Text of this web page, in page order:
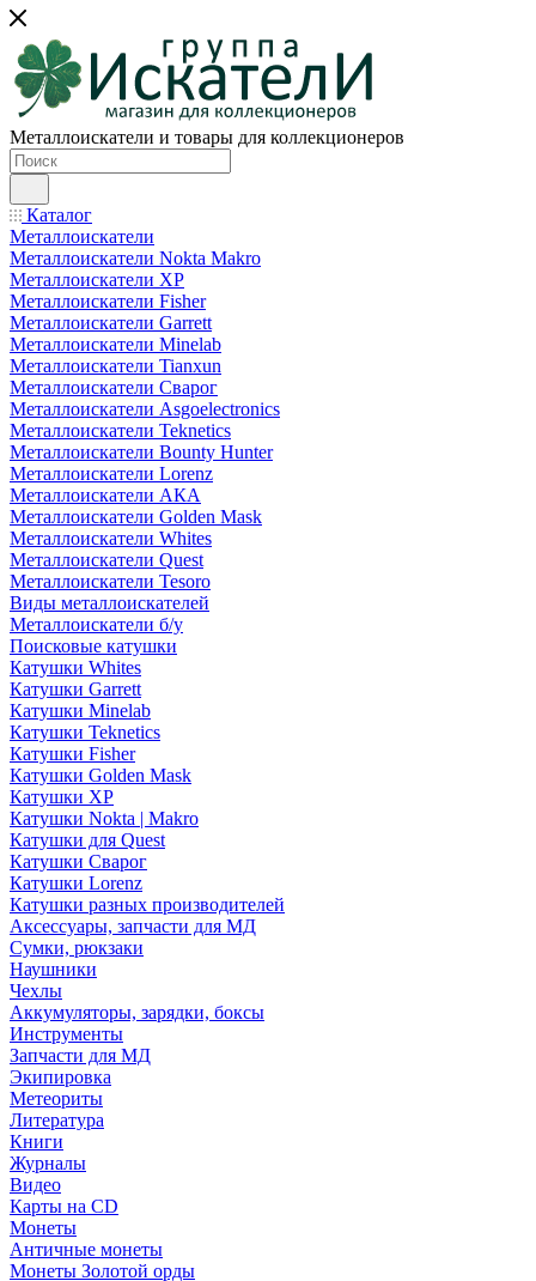
Металлоискатели и товары для коллекционеров
Каталог
Металлоискатели
Металлоискатели Nokta Makro
Металлоискатели XP
Металлоискатели Fisher
Металлоискатели Garrett
Металлоискатели Minelab
Металлоискатели Tianxun
Металлоискатели Сварог
Металлоискатели Asgoelectronics
Металлоискатели Teknetics
Металлоискатели Bounty Hunter
Металлоискатели Lorenz
Металлоискатели АКА
Металлоискатели Golden Mask
Металлоискатели Whites
Металлоискатели Quest
Металлоискатели Tesoro
Виды металлоискателей
Металлоискатели б/у
Поисковые катушки
Катушки Whites
Катушки Garrett
Катушки Minelab
Катушки Teknetics
Катушки Fisher
Катушки Golden Mask
Катушки XP
Катушки Nokta | Makro
Катушки для Quest
Катушки Сварог
Катушки Lorenz
Катушки разных производителей
Аксессуары, запчасти для МД
Сумки, рюкзаки
Наушники
Чехлы
Аккумуляторы, зарядки, боксы
Инструменты
Запчасти для МД
Экипировка
Метеориты
Литература
Книги
Журналы
Видео
Карты на CD
Монеты
Античные монеты
Монеты Золотой орды